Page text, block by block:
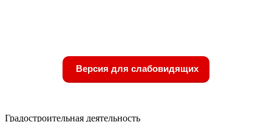
Версия для слабовидящих
Градостроительная деятельность